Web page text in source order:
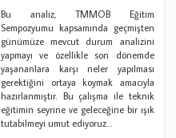
Bu analiz, TMMOB Eğitim
Sempozyumu kapsamında geçmişten
günümüze mevcut durum analizini
yapmayı ve özellikle son dönemde
yaşananlara karşı neler yapılması
gerektiğini ortaya koymak amacıyla
hazırlanmıştır. Bu çalışma ile teknik
eğitimin seyrine ve geleceğine bir ışık
tutabilmeyi umut ediyoruz…